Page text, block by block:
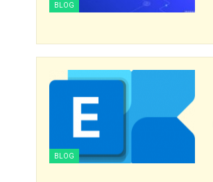
BLOG
BLOG